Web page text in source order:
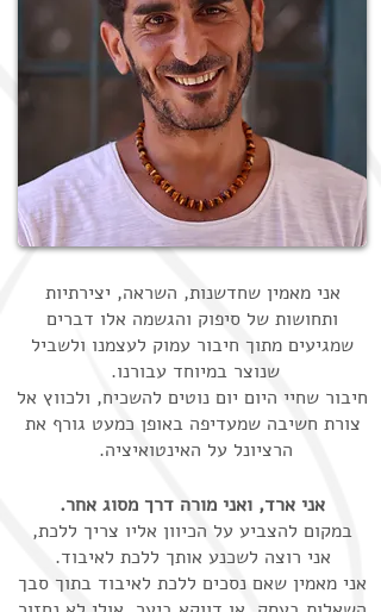
אני מאמין שחדשנות, השראה, יצירתיות
ותחושות של סיפוק והגשמה אלו דברים
שמגיעים מתוך חיבור עמוק לעצמנו ולשביל
שנוצר במיוחד עבורנו.
חיבור שחיי היום יום נוטים להשכיח, ולכווץ אל
צורת חשיבה שמעדיפה באופן כמעט גורף את
הרציונל על האינטואיציה.
אני ארד, ואני מורה דרך מסוג אחר.
במקום להצביע על הכיוון אליו צריך ללכת,
אני רוצה לשכנע אותך ללכת לאיבוד.
אני מאמין שאם נסכים ללכת לאיבוד בתוך סבך